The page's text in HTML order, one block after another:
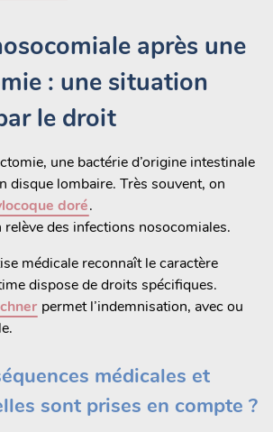
après une
: une situation
le droit
une bactérie d’origine intestinale
disque lombaire. Très souvent, on
doré.
relève des infections nosocomiales.
médicale reconnaît le caractère
dispose de droits spécifiques.
permet l’indemnisation, avec ou
médicales et
sont prises en compte ?